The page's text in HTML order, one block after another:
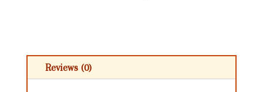
Reviews (0)